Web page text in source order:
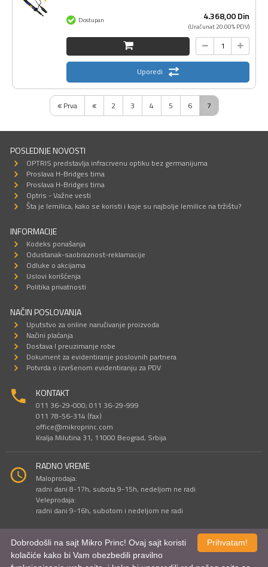
4.368,00Din
(Uračunat 20.00% PDV)
Dostupan
Uporedi
Prva 2 3 4 5 6 7
POSLEDNJE NOVOSTI
OPTRIS predstavlja infracrvenu optiku bez germanijuma
Proslava H-Bridges tima
Proslava H-Bridges tima
Optris - Važne vesti
Šta je lemilica, kako se koristi i koje su najbolje lemilice na tržištu?
INFORMACIJE
Kodeks ponašanja
Odustanak-saobraznost-reklamacije
Odluke o akcijama
Uslovi korišćenja
Politika privatnosti
NAČIN POSLOVANJA
Uputstvo za online naručivanje proizvoda
Načini plaćanja
Dostava I preuzimanje robe
Dokument za evidentiranje poslovnih partnera
Potvrda o izvršenom evidentiranju za PDV
KONTAKT
011 36-29-000; 011 36-29-999
011 78-56-314 (fax)
office@mikroprinc.com
Kralja Milutina 31, 11000 Beograd, Srbija
RADNO VREME
Maloprodaja:
radni dani 8-17h, subota 9-15h, nedeljom ne radi
Veleprodaja:
radni dani 9-16h, subotom i nedeljom ne radi
Sve cene su iskazane u dinarima. PDV je uračunat u cenu.
© Mikro Princ 1999 - 2026. Sva prava su zadržana.
Prihvatam!
Dobrodošli na sajt Mikro Princ! Ovaj sajt koristi
kolačiće kako bi Vam obezbedili pravilno